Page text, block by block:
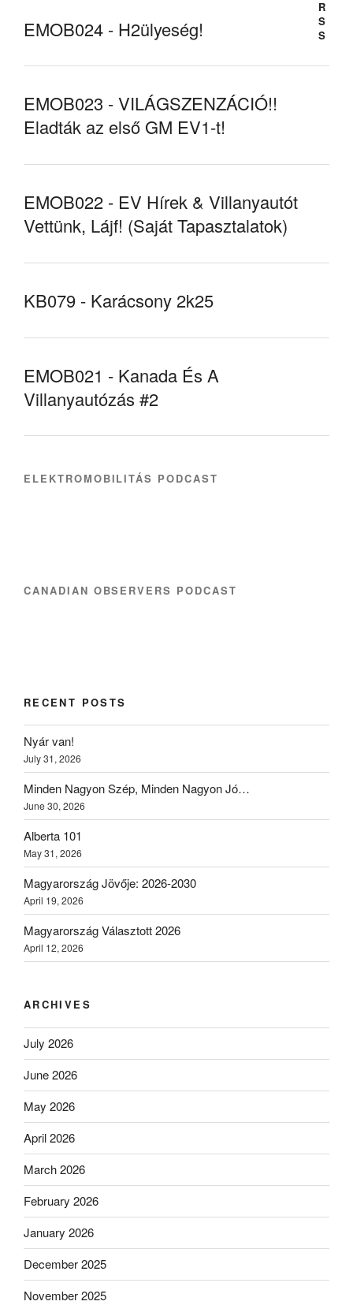
EMOB024 - H2ülyeség!
EMOB023 - VILÁGSZENZÁCIÓ!!
Eladták az első GM EV1-t!
EMOB022 - EV Hírek & Villanyautót
Vettünk, Lájf! (Saját Tapasztalatok)
KB079 - Karácsony 2k25
EMOB021 - Kanada És A
Villanyautózás #2
ELEKTROMOBILITÁS PODCAST
CANADIAN OBSERVERS PODCAST
RECENT POSTS
Nyár van!
July 31, 2026
Minden Nagyon Szép, Minden Nagyon Jó…
June 30, 2026
Alberta 101
May 31, 2026
Magyarország Jövője: 2026-2030
April 19, 2026
Magyarország Választott 2026
April 12, 2026
ARCHIVES
July 2026
June 2026
May 2026
April 2026
March 2026
February 2026
January 2026
December 2025
November 2025